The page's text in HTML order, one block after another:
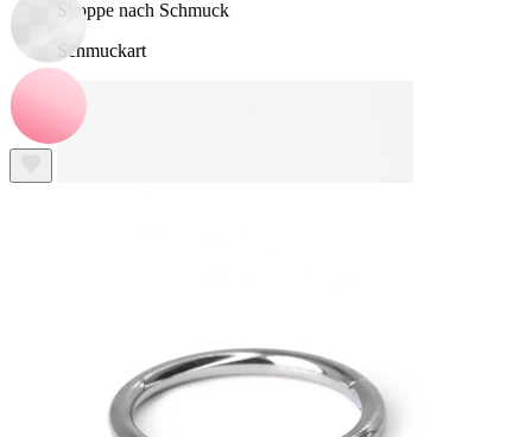
Shoppe nach Schmuck
Schmuckart